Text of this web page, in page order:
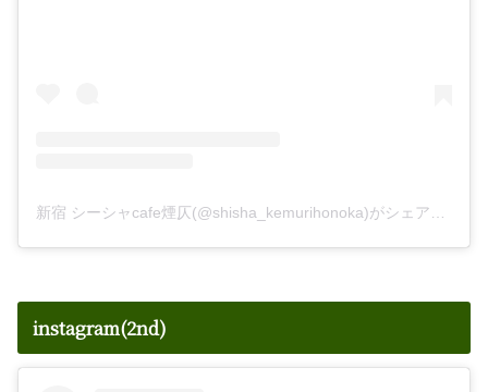
instagram(2nd)